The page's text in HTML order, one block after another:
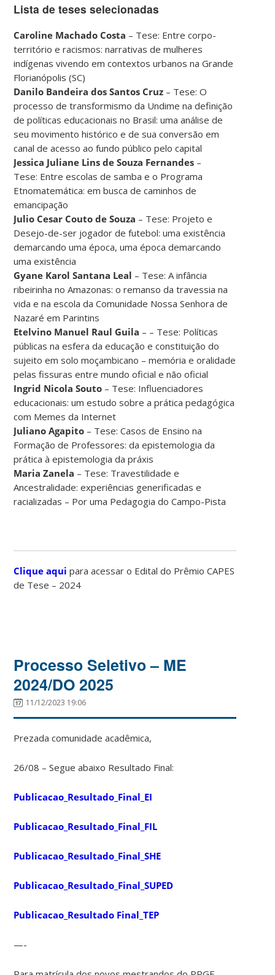
Lista de teses selecionadas
Caroline Machado Costa – Tese: Entre corpo-
território e racismos: narrativas de mulheres
indígenas vivendo em contextos urbanos na Grande
Florianópolis (SC)
Danilo Bandeira dos Santos Cruz – Tese: O
processo de transformismo da Undime na definição
de políticas educacionais no Brasil: uma análise de
seu movimento histórico e de sua conversão em
canal de acesso ao fundo público pelo capital
Jessica Juliane Lins de Souza Fernandes –
Tese: Entre escolas de samba e o Programa
Etnomatemática: em busca de caminhos de
emancipação
Julio Cesar Couto de Souza – Tese: Projeto e
Desejo-de-ser jogador de futebol: uma existência
demarcando uma época, uma época demarcando
uma existência
Gyane Karol Santana Leal – Tese: A infância
ribeirinha no Amazonas: o remanso da travessia na
vida e na escola da Comunidade Nossa Senhora de
Nazaré em Parintins
Etelvino Manuel Raul Guila – – Tese: Políticas
públicas na esfera da educação e constituição do
sujeito em solo moçambicano – memória e oralidade
pelas fissuras entre mundo oficial e não oficial
Ingrid Nicola Souto – Tese: Influenciadores
educacionais: um estudo sobre a prática pedagógica
com Memes da Internet
Juliano Agapito – Tese: Casos de Ensino na
Formação de Professores: da epistemologia da
prática à epistemologia da práxis
Maria Zanela – Tese: Travestilidade e
Ancestralidade: experiências generificadas e
racializadas – Por uma Pedagogia do Campo-Pista
Clique aquipara acessar o Edital do Prêmio CAPES
de Tese – 2024
Processo Seletivo – ME
2024/DO 2025
11/12/2023 19:06
Prezada comunidade acadêmica,
26/08 – Segue abaixo Resultado Final:
Publicacao_Resultado_Final_EI
Publicacao_Resultado_Final_FIL
Publicacao_Resultado_Final_SHE
Publicacao_Resultado_Final_SUPED
Publicacao_Resultado Final_TEP
—-